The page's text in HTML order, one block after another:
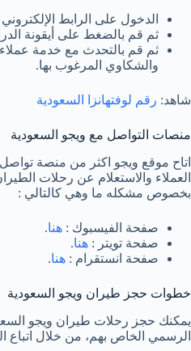
الدخول على الرابط الإلكتروني
ثم قم بالضغط على أيقونة
ثم قم بالتحدث مع خدمة
والشكاوي المرغوب بها.
شاهد: رقم لوفتهانزا السعودية
منصات التواصل مع ويجو السعودية
اتاح موقع ويجو اكثر من منصة
العملاء والاستعلام عن رحلات
بخصوص مشكله ما وهي كالتالي :
صفحة الفيسبوك : هنا.
صفحة تويتر : هنا.
صفحة انستقرام : هنا.
خطوات حجز طيران ويجو السعودية
يمكنك حجز رحلات طيران ويجو
الرسمي الخاص بهم، من خلال اتباع